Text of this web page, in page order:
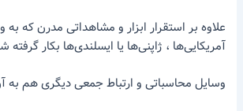
علاوه بر استقرار ابزار و مشاهداتی مدرن که به
آمریکایی‌ها ، ژاپنی‌ها یا ایسلندی‌ها بکار
وسایل محاسباتی و ارتباط جمعی دیگری هم به